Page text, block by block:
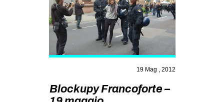
AREA
DEGENERAZIONE
GAZA FREESTYLE
STUDENTI TSUNAMI
19 Mag , 2012
Blockupy Francoforte –